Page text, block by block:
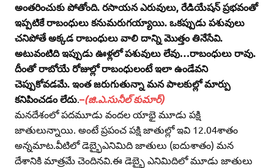
అంతరించుకు పోతోంది. రసాయన ఎరువులు, రేడియేషన్‌ ప్రభవంతో
ఇప్పటికే రాబంధులు కనుమరుగయ్యాయి. ఒకప్పుడు పశువులు
చనిపోతే అక్కడ రాబంధులు వాలి దాన్ని మొత్తం తినేసేవి.
అటువంటిది ఇప్పుడు ఊళ్లలో పశువులు లేవు…రాబంధులు రావు.
దీంతో రాబోయే రోజుల్లో రాబంధులంటే ఇలా ఉండేవని
చెప్పుకోవడమే. ఇంత జరుగుతున్నా మన పాలకుల్లో మార్పు
కనిపించడం లేదు.–(జి.ఎ.సునీల్‌ కుమార్‌)
మనదేశంలో పదమూడు వందల యాభై మూడు పక్షి
జాతులున్నాయి. అంటే ప్రపంచ పక్షి జాతుల్లో ఇవి 12.04శాతం
అన్నమాట.వీటిలో డెబ్భైఎనిమిది జాతులు (ఐదుశాతం) మన
దేశానికి మాత్రమే చెందినవి.ఈ డెబ్భై ఎనిమిదిలో మూడు జాతులు